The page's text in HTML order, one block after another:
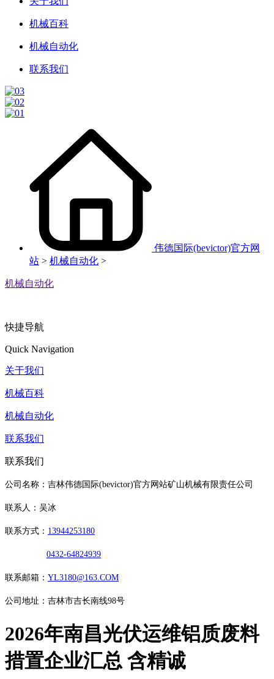
机械百科
机械自动化
联系我们
伟德国际(bevictor)官方网
站 > 机械自动化 >
机械自动化
快捷导航
Quick Navigation
关于我们
机械百科
机械自动化
联系我们
联系我们
公司名称：吉林伟德国际(bevictor)官方网站矿山机械有限责任公司
联系人：吴冰
联系方式： 13944253180
0432-64824939
联系邮箱： YL3180@163.COM
公司地址：吉林市吉长南线98号
2026年南昌光伏运维铝质废料
措置企业汇总 含精诚